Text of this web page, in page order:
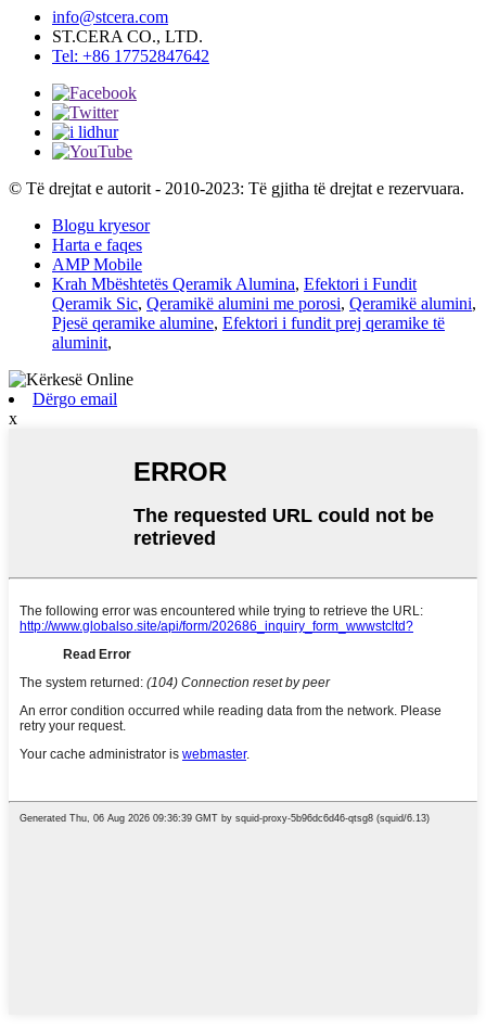
info@stcera.com
ST.CERA CO., LTD.
Tel: +86 17752847642
© Të drejtat e autorit - 2010-2023: Të gjitha të drejtat e rezervuara.
Blogu kryesor
Harta e faqes
AMP Mobile
Krah Mbështetës Qeramik Alumina, Efektori i Fundit
Qeramik Sic, Qeramikë alumini me porosi, Qeramikë alumini,
Pjesë qeramike alumine, Efektori i fundit prej qeramike të
aluminit,
Dërgo email
x